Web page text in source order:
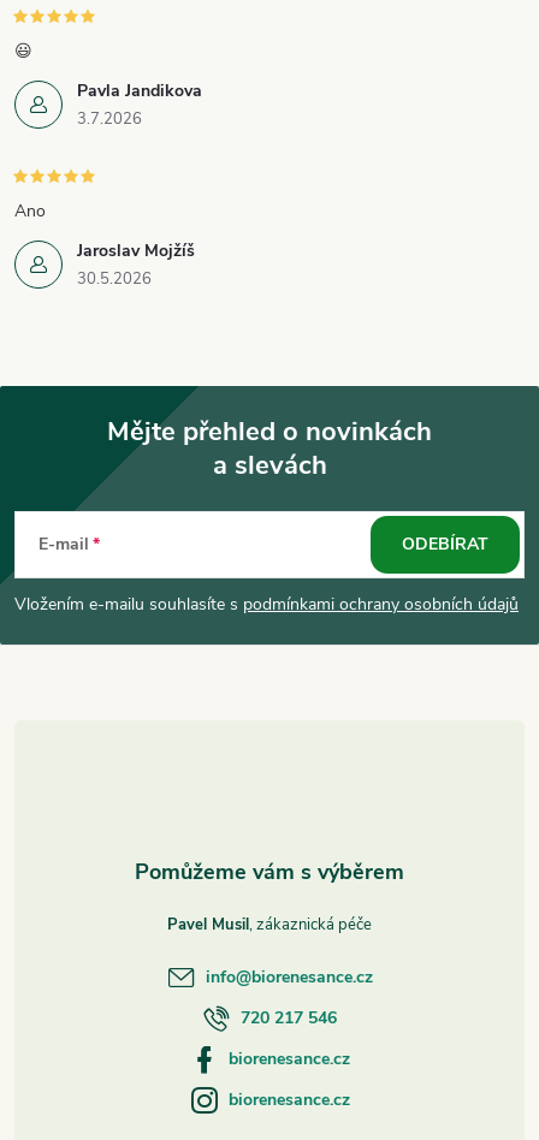
Pavla Jandikova
3.7.2026
😃
Jaroslav Mojžíš
30.5.2026
Ano
p
a
Mějte přehled o novinkách
a slevách
E-mail
Vložením e-mailu souhlasíte s podmínkami ochrany osobních údajů
ODEBÍRAT
Pavel Musil
info@biorenesance.cz
720 217 546
biorenesance.cz
biorenesance.cz